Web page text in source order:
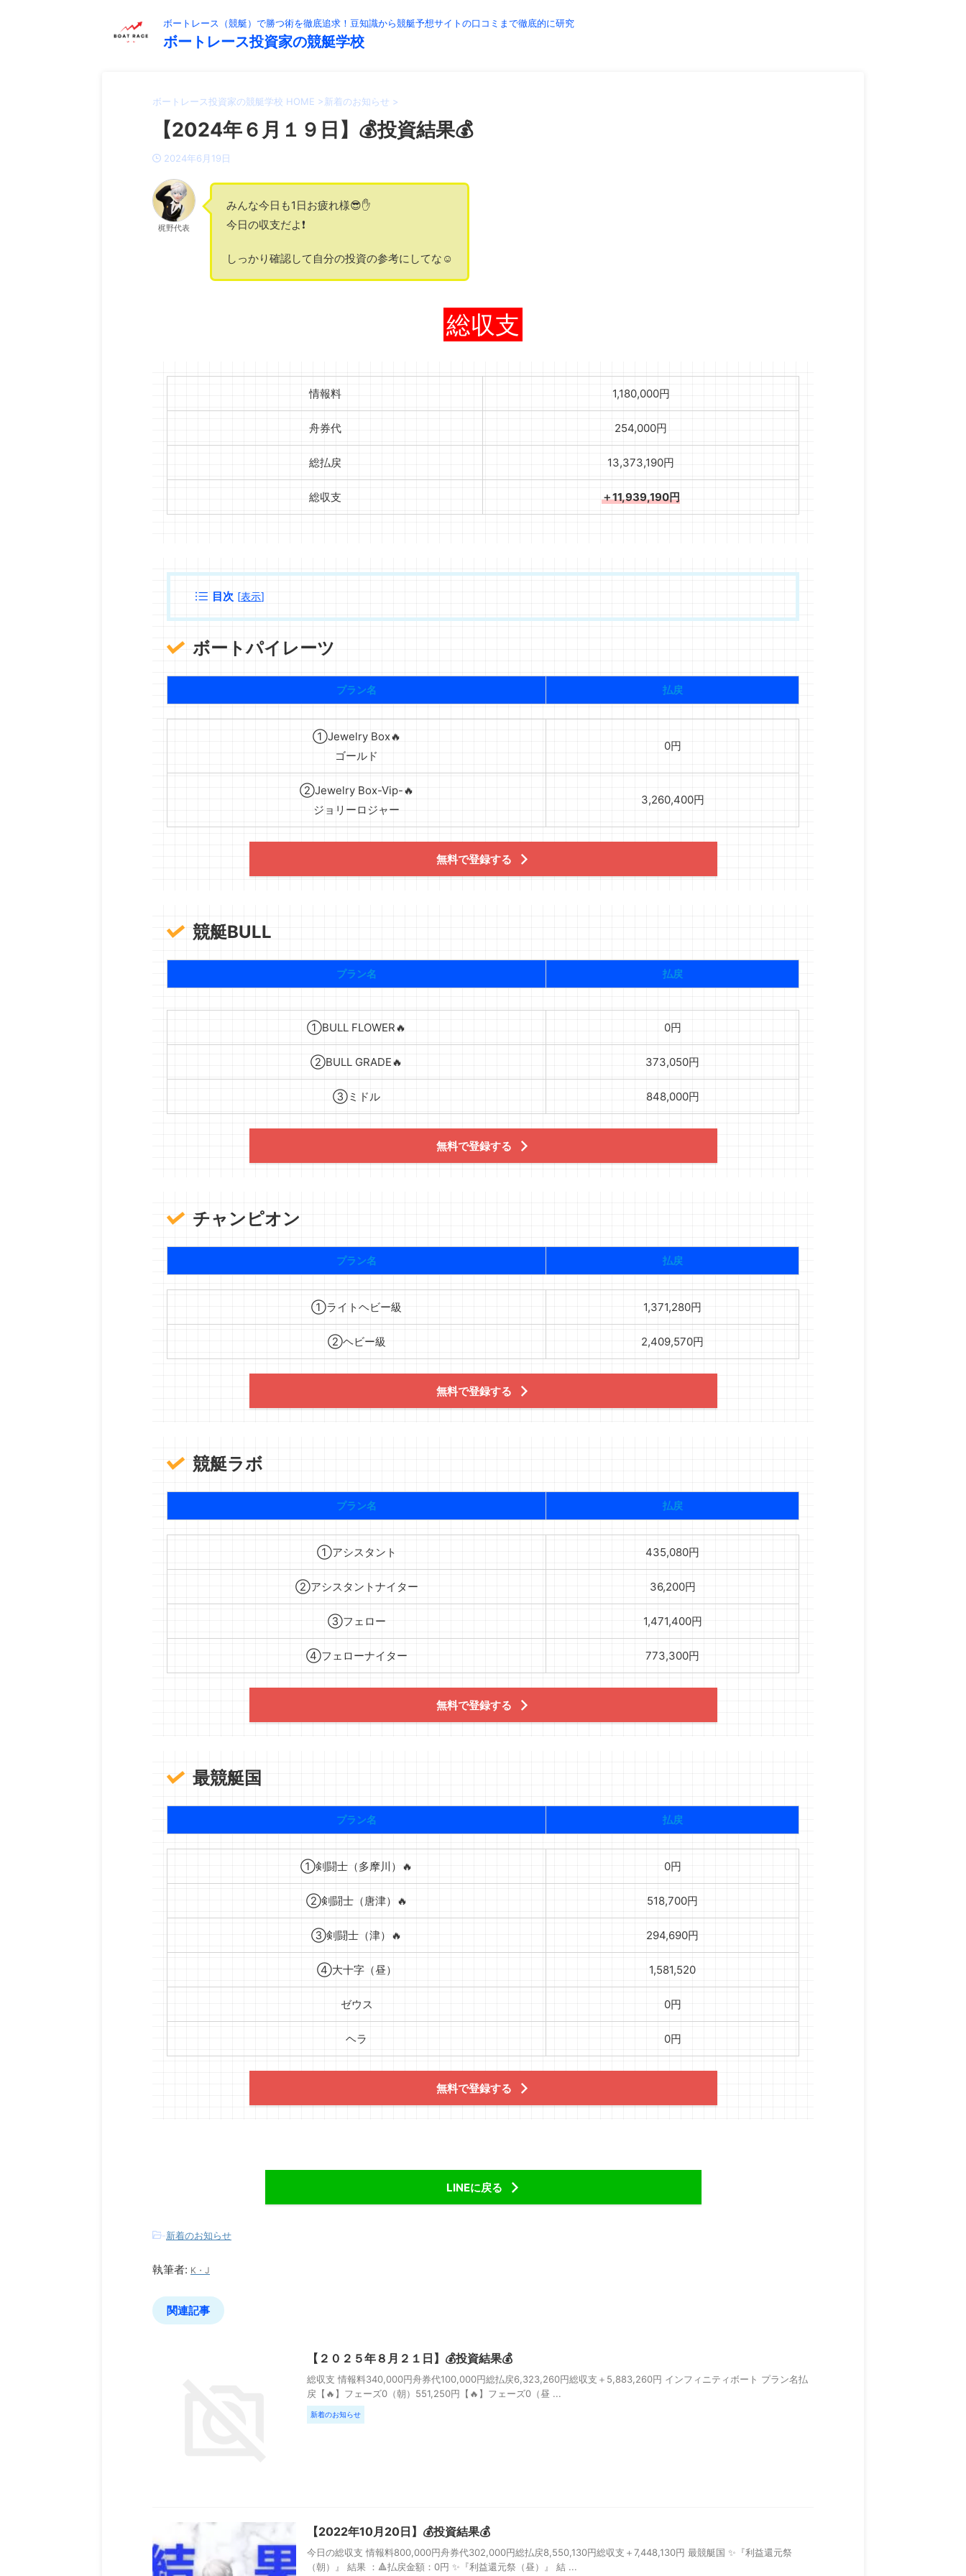
ボートレース（競艇）で勝つ術を徹底追求！豆知識から競艇予想サイトの口コミまで徹底的に研究
ボートレース投資家の競艇学校
ボートレース投資家の競艇学校 HOME >新着のお知らせ >
【2024年６月１９日】💰投資結果💰
2024年6月19日
梶野代表
みんな今日も1日お疲れ様😎✋
今日の収支だよ❗️
しっかり確認して自分の投資の参考にしてな☺️
総収支
情報料 1,180,000円
舟券代 254,000円
総払戻 13,373,190円
総収支 ＋11,939,190円
目次 [表示]
ボートパイレーツ
プラン名 払戻
①Jewelry Box🔥
ゴールド
0円
②Jewelry Box-Vip-🔥
ジョリーロジャー
3,260,400円
無料で登録する
競艇BULL
プラン名 払戻
①BULL FLOWER🔥 0円
②BULL GRADE🔥 373,050円
③ミドル 848,000円
無料で登録する
チャンピオン
プラン名 払戻
①ライトヘビー級 1,371,280円
②ヘビー級 2,409,570円
無料で登録する
競艇ラボ
プラン名 払戻
①アシスタント 435,080円
②アシスタントナイター 36,200円
③フェロー 1,471,400円
④フェローナイター 773,300円
無料で登録する
最競艇国
プラン名 払戻
①剣闘士（多摩川）🔥 0円
②剣闘士（唐津）🔥 518,700円
③剣闘士（津）🔥 294,690円
④大十字（昼） 1,581,520
ゼウス 0円
ヘラ 0円
無料で登録する
LINEに戻る
-新着のお知らせ
執筆者: K・J
関連記事
【２０２５年８月２１日】💰投資結果💰
総収支 情報料340,000円舟券代100,000円総払戻6,323,260円総収支＋5,883,260円 インフィニティボート プラン名払
戻【🔥】フェーズ0（朝）551,250円【🔥】フェーズ0（昼 ...
新着のお知らせ
【2022年10月20日】💰投資結果💰
今日の総収支 情報料800,000円舟券代302,000円総払戻8,550,130円総収支＋7,448,130円 最競艇国 ✨『利益還元祭
（朝）』 結果 ：🔺払戻金額：0円 ✨『利益還元祭（昼）』 結 ...